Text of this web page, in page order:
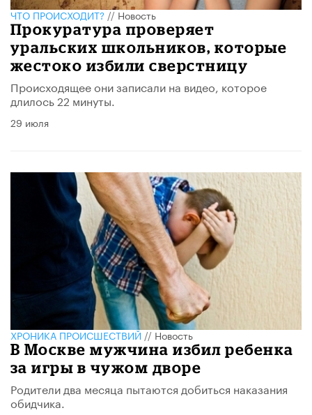
ЧТО ПРОИСХОДИТ?//Новость
Прокуратура проверяет
уральских школьников, которые
жестоко избили сверстницу
Происходящее они записали на видео, которое
длилось 22 минуты.
29 июля
ХРОНИКА ПРОИСШЕСТВИЙ//Новость
В Москве мужчина избил ребенка
за игры в чужом дворе
Родители два месяца пытаются добиться наказания
обидчика.